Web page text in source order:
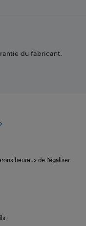
du fabricant.
heureux de l’égaliser.